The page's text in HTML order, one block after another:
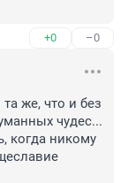
+0 –0
же, что и без
чудес...
когда никому